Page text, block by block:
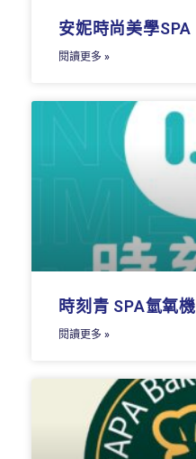
安妮時尚美學SPA
閱讀更多 »
時刻青 SPA氫氧機
閱讀更多 »